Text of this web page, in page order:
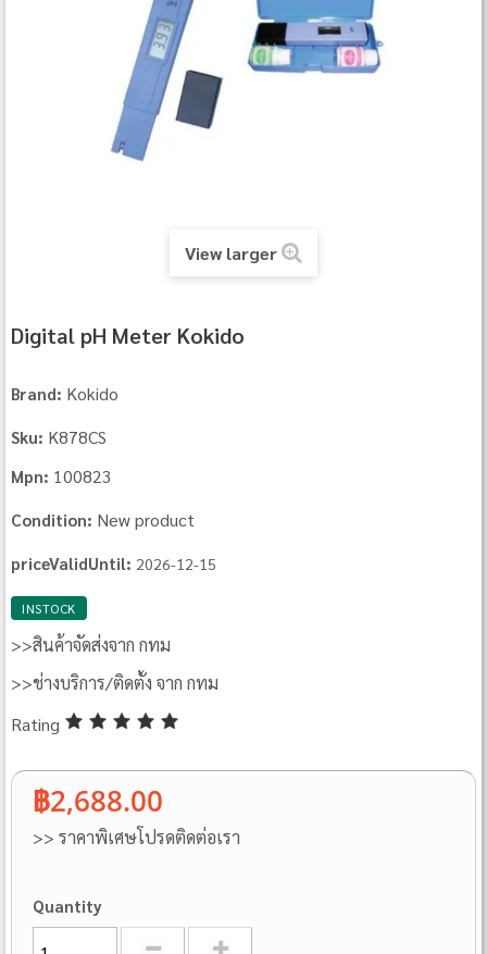
View larger
Digital pH Meter Kokido
Brand: Kokido
Sku: K878CS
Mpn: 100823
Condition: New product
priceValidUntil: 2026-12-15
INSTOCK
>>สินค้าจัดส่งจาก กทม
>>ช่างบริการ/ติดตั้ง จาก กทม
Rating
฿2,688.00
>> ราคาพิเศษโปรดติดต่อเรา
Quantity